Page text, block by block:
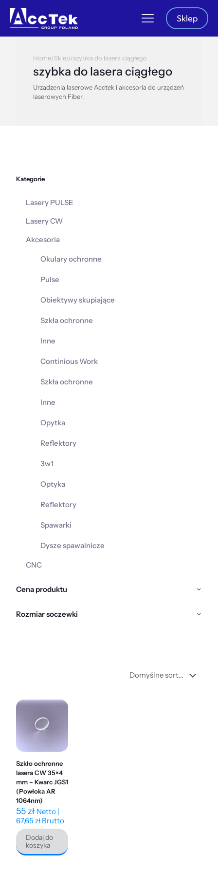
Sklep
Home/Sklep/szybka do lasera ciągłego
szybka do lasera ciągłego
Urządzenia laserowe Acctek i akcesoria do urządzeń
laserowych Fiber.
Kategorie
Lasery PULSE
Lasery CW
Akcesoria
Okulary ochronne
Pulse
Obiektywy skupiające
Szkła ochronne
Inne
Continious Work
Szkła ochronne
Inne
Opytka
Reflektory
3w1
Optyka
Reflektory
Spawarki
Dysze spawalnicze
CNC
Cena produktu
Rozmiar soczewki
Szkło ochronne
lasera CW 35×4
mm – Kwarc JGS1
(Powłoka AR
1064nm)
55 zł Netto |
67,65 zł Brutto
Dodaj do
koszyka